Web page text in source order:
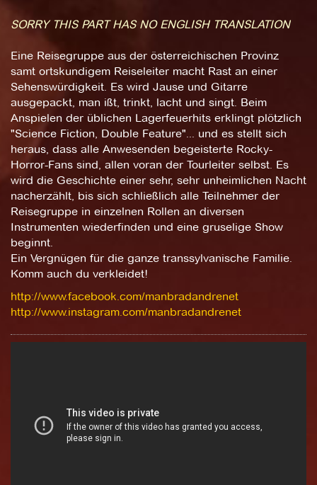
SORRY THIS PART HAS NO ENGLISH TRANSLATION
Eine Reisegruppe aus der österreichischen Provinz
samt ortskundigem Reiseleiter macht Rast an einer
Sehenswürdigkeit. Es wird Jause und Gitarre
ausgepackt, man ißt, trinkt, lacht und singt. Beim
Anspielen der üblichen Lagerfeuerhits erklingt plötzlich
"Science Fiction, Double Feature"... und es stellt sich
heraus, dass alle Anwesenden begeisterte Rocky-
Horror-Fans sind, allen voran der Tourleiter selbst. Es
wird die Geschichte einer sehr, sehr unheimlichen Nacht
nacherzählt, bis sich schließlich alle Teilnehmer der
Reisegruppe in einzelnen Rollen an diversen
Instrumenten wiederfinden und eine gruselige Show
beginnt.
Ein Vergnügen für die ganze transsylvanische Familie.
Komm auch du verkleidet!
http://www.facebook.com/manbradandrenet
http://www.instagram.com/manbradandrenet